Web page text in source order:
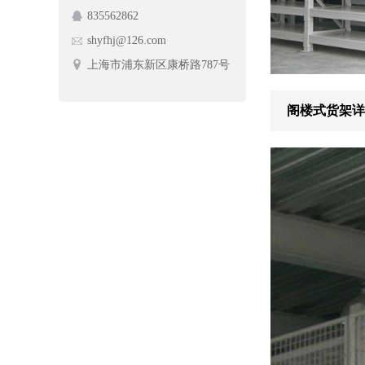
护栏网
蔬菜架
835562862
shyfhj@126.com
上海市浦东新区康桥路787号
阁楼式货架